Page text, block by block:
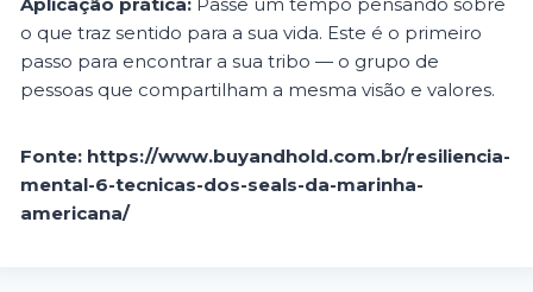
o que traz sentido para a sua vida. Este é o primeiro
passo para encontrar a sua tribo — o grupo de
pessoas que compartilham a mesma visão e valores.
Fonte: https://www.buyandhold.com.br/resiliencia-
mental-6-tecnicas-dos-seals-da-marinha-
americana/